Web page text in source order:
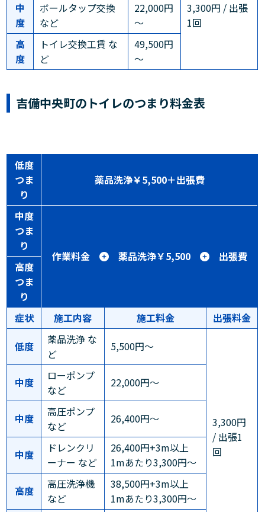
3,300円 / 出張
1回
中
度
ボールタップ交換
など
22,000円
～
高
度
トイレ交換工賃 な
ど
49,500円
～
吉備中央町のトイレのつまり料金表
低度
つま
り
薬品洗浄￥5,500＋出張費
中度
つま
り
作業料金 薬品洗浄￥5,500 出張費
高度
つま
り
症状
施工内容 施工料金
出張料金
低度
薬品洗浄 な
ど
5,500円～
3,300円
/ 出張1
回
中度
ローポンプ
など
22,000円～
中度
高圧ポンプ
など
26,400円～
中度
ドレンクリ
ーナー など
26,400円+3m以上
1mあたり3,300円～
高度
高圧洗浄機
など
38,500円+3m以上
1mあたり3,300円～